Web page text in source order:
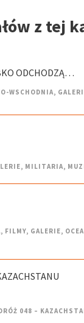
z tej
ODCHODZĄ…
WSCHODNIA,
, MILITARIA,
, FILMY, GALERIE,
048 –